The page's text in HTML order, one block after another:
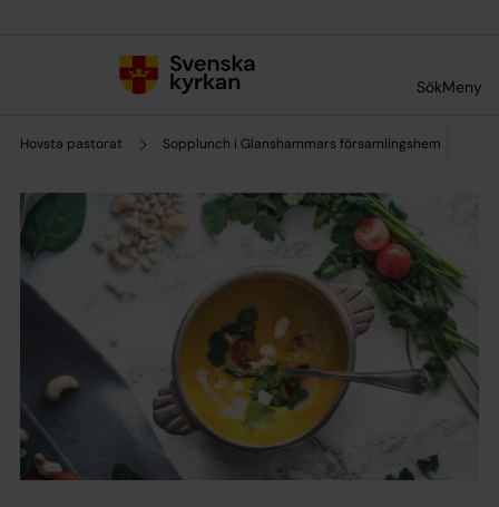
SökMeny
Hovsta pastorat Sopplunch i Glanshammars församlingshem